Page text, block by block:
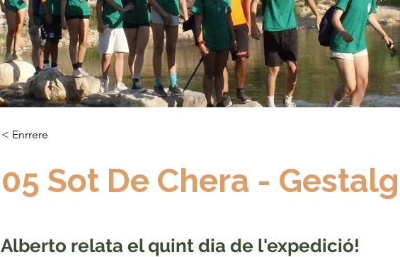
< Enrrere
05 Sot De Chera -
Alberto relata el quint dia de l'expedició!